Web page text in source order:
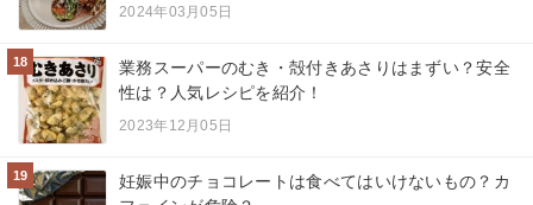
2024年03月05日
18
業務スーパーのむき・殻付きあさりはまずい？安全
性は？人気レシピを紹介！
2023年12月05日
19
妊娠中のチョコレートは食べてはいけないもの？カ